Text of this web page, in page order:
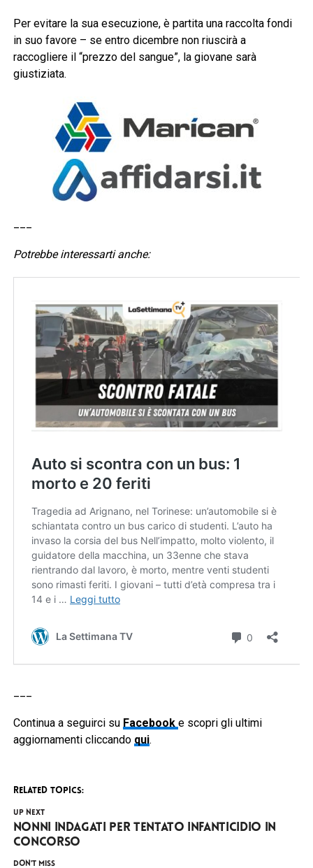
Per evitare la sua esecuzione, è partita una raccolta fondi
in suo favore – se entro dicembre non riuscirà a
raccogliere il “prezzo del sangue”, la giovane sarà
giustiziata.
Potrebbe interessarti anche:
Continua a seguirci su Facebook e scopri gli ultimi
aggiornamenti cliccando qui.
RELATED TOPICS:
UP NEXT
Nonni indagati per tentato infanticidio in
concorso
DON'T MISS